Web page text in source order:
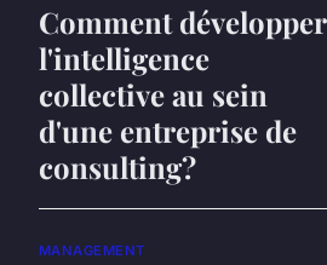
Comment développer
l'intelligence
collective au sein
d'une entreprise de
consulting?
MANAGEMENT